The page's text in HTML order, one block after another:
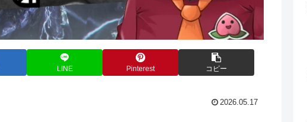
LINE Pinterest コピー
2026.05.17